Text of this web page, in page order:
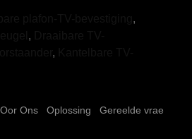
,
,
,
Oor Ons Oplossing
Gereelde vrae